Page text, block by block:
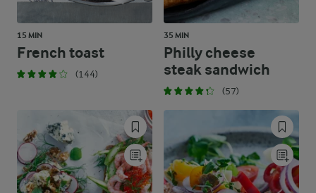
15 MIN
French toast
(144)
35 MIN
Philly cheese
steak sandwich
(57)